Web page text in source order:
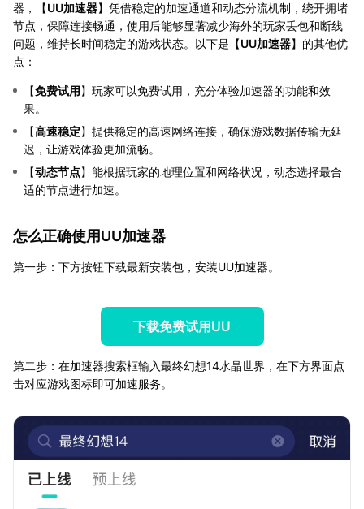
器，【UU加速器】凭借稳定的加速通道和动态分流机制，绕开拥堵
节点，保障连接畅通，使用后能够显著减少海外的玩家丢包和断线
问题，维持长时间稳定的游戏状态。以下是【UU加速器】的其他优
点：
【免费试用】玩家可以免费试用，充分体验加速器的功能和效
果。
【高速稳定】提供稳定的高速网络连接，确保游戏数据传输无延
迟，让游戏体验更加流畅。
【动态节点】能根据玩家的地理位置和网络状况，动态选择最合
适的节点进行加速。
怎么正确使用UU加速器
第一步：下方按钮下载最新安装包，安装UU加速器。
下载免费试用UU
第二步：在加速器搜索框输入最终幻想14水晶世界，在下方界面点
击对应游戏图标即可加速服务。